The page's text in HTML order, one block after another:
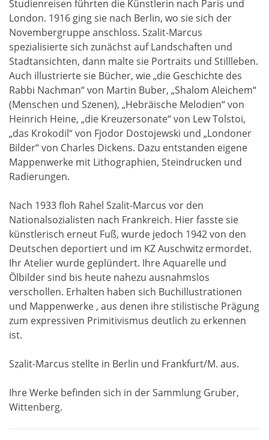
Studienreisen führten die Künstlerin nach Paris und
London. 1916 ging sie nach Berlin, wo sie sich der
Novembergruppe anschloss. Szalit-Marcus
spezialisierte sich zunächst auf Landschaften und
Stadtansichten, dann malte sie Portraits und Stillleben.
Auch illustrierte sie Bücher, wie „die Geschichte des
Rabbi Nachman“ von Martin Buber, „Shalom Aleichem“
(Menschen und Szenen), „Hebräische Melodien“ von
Heinrich Heine, „die Kreuzersonate“ von Lew Tolstoi,
„das Krokodil“ von Fjodor Dostojewski und „Londoner
Bilder“ von Charles Dickens. Dazu entstanden eigene
Mappenwerke mit Lithographien, Steindrucken und
Radierungen.
Nach 1933 floh Rahel Szalit-Marcus vor den
Nationalsozialisten nach Frankreich. Hier fasste sie
künstlerisch erneut Fuß, wurde jedoch 1942 von den
Deutschen deportiert und im KZ Auschwitz ermordet.
Ihr Atelier wurde geplündert. Ihre Aquarelle und
Ölbilder sind bis heute nahezu ausnahmslos
verschollen. Erhalten haben sich Buchillustrationen
und Mappenwerke , aus denen ihre stilistische Prägung
zum expressiven Primitivismus deutlich zu erkennen
ist.
Szalit-Marcus stellte in Berlin und Frankfurt/M. aus.
Ihre Werke befinden sich in der Sammlung Gruber,
Wittenberg.